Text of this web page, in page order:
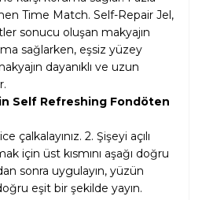
Time Match. Self-Repair Jel,
sonucu oluşan makyajın
sağlarken, eşsiz yüzey
dayanıklı ve uzun
Self Refreshing Fondöten
çalkalayınız. 2. Şişeyi açılı
için üst kısmını aşağı doğru
sonra uygulayın, yüzün
eşit bir şekilde yayın.